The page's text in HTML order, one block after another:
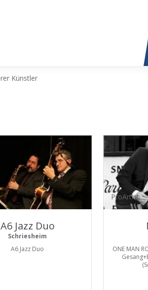
Künstler
A6 Jazz Duo
Schriesheim
A6 Jazz Duo
ProArtist
ONE MAN